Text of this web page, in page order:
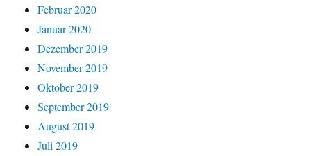
Februar 2020
Januar 2020
Dezember 2019
November 2019
Oktober 2019
September 2019
August 2019
Juli 2019